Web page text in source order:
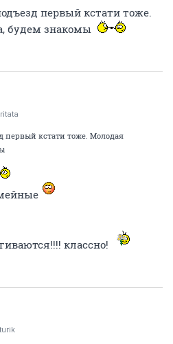
первый кстати тоже.
будем знакомы
первый кстати тоже. Молодая
классно!